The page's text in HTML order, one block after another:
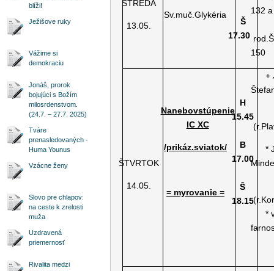
STREDA
13.05.
Sv.muč.Glykéria
Š
17.30
132 a
150
ŠTVRTOK
14.05.
Nanebovstúpenie
IC XC
/prikáz.sviatok/
= myrovanie =
H
15.45
B
17.00
Š
18.15
+
*
*
blíži!
Ježišove ruky
Vážime si
demokraciu
Jonáš, prorok
bojujúci s Božím
milosrdenstvom.
(24.7. – 27.7. 2025)
Tváre
prenasledovaných -
Huma Younus
Vzácne ženy
Slovo pre chlapov:
na ceste k zrelosti
muža
Uzdravená
priemernosť
Rivalita medzi